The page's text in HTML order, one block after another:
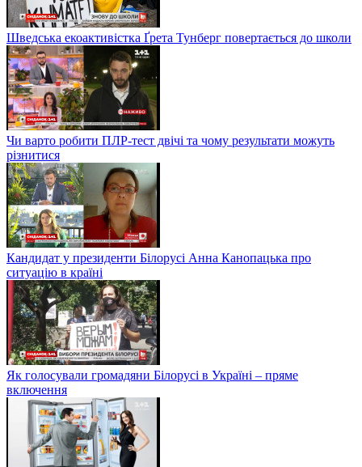
Шведська екоактивістка Ґрета Тунберг повертається до школи
Чи варто робити ПЛР-тест двічі та чому результати можуть
різнитися
Кандидат у президенти Білорусі Анна Канопацька про
ситуацію в країні
Як голосували громадяни Білорусі в Україні – пряме
включення